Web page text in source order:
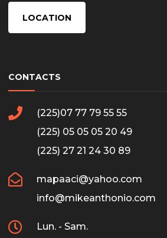
LOCATION
CONTACTS
(225)07 77 79 55 55
(225) 05 05 05 20 49
(225) 27 21 24 30 89
mapaaci@yahoo.com
info@mikeanthonio.com
Lun. - Sam.